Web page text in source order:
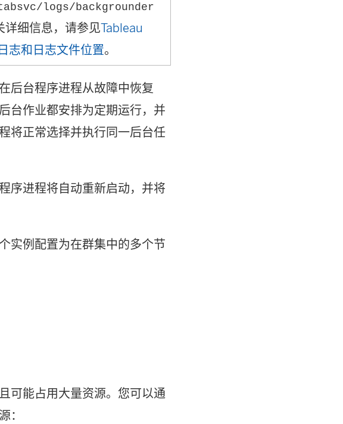
logs/ backgrounder
详细信息，请参见Tableau
志和日志文件位置。
后台程序进程从故障中恢复
台作业都安排为定期运行，并
将正常选择并执行同一后台任
序进程将自动重新启动，并将
实例配置为在群集中的多个节
可能占用大量资源。您可以通
：